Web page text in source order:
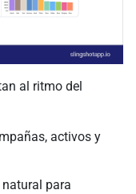
al ritmo del
activos y
para